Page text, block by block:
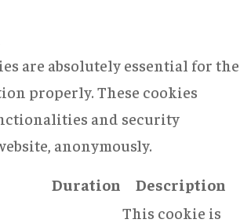
are absolutely essential for the
properly. These cookies
and security
anonymously.
Duration Description
This cookie is